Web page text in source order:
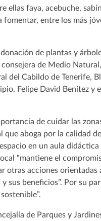
ellas faya, acebuche,
entre los más
de plantas y
de Medio Natural,
del Cabildo de Tenerife,
Felipe David Benítez y
de cuidar las
que aboga por la calidad
en un aula didáctica
“mantiene el
otras acciones orientadas
sus beneficios”. Por su
de Parques y